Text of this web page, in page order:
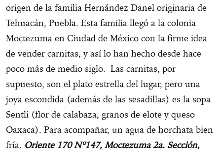
origen de la familia Hernández Danel originaria de
Tehuacán, Puebla. Esta familia llegó a la colonia
Moctezuma en Ciudad de México con la firme idea
de vender carnitas, y así lo han hecho desde hace
poco más de medio siglo. Las carnitas, por
supuesto, son el plato estrella del lugar, pero una
joya escondida (además de las sesadillas) es la sopa
Sentli (flor de calabaza, granos de elote y queso
Oaxaca). Para acompañar, un agua de horchata bien
fría. Oriente 170 Nº147, Moctezuma 2a. Sección,